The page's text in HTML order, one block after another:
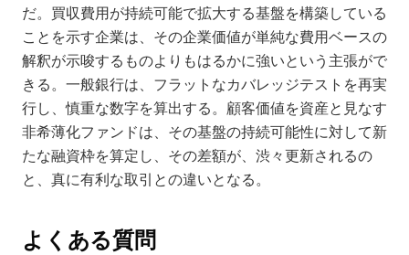
だ。買収費用が持続可能で拡大する基盤を構築している
ことを示す企業は、その企業価値が単純な費用ベースの
解釈が示唆するものよりもはるかに強いという主張がで
きる。一般銀行は、フラットなカバレッジテストを再実
行し、慎重な数字を算出する。顧客価値を資産と見なす
非希薄化ファンドは、その基盤の持続可能性に対して新
たな融資枠を算定し、その差額が、渋々更新されるの
と、真に有利な取引との違いとなる。
よくある質問